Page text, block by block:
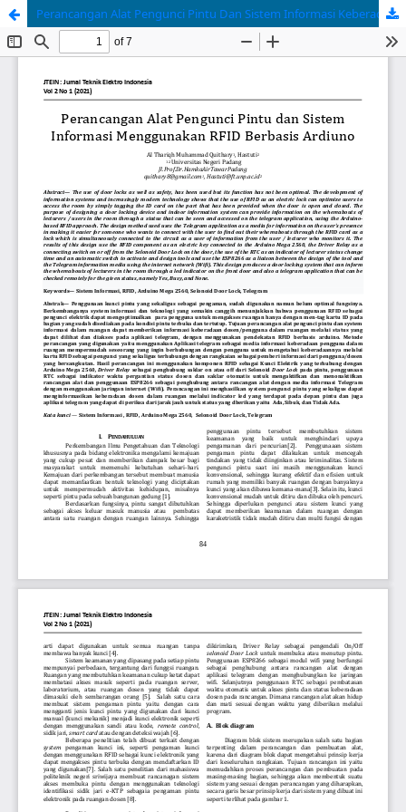
Perancangan Alat Pengunci Pintu Dan Sistem Informasi Keberadaan Dosen Dalam Ruangan Menggunakan RFID Berbasis Ardiuno